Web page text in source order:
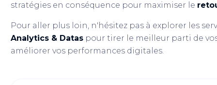
stratégies en conséquence pour maximiser le
Pour aller plus loin, n'hésitez pas à explorer les
Analytics & Datas pour tirer le meilleur parti de
améliorer vos performances digitales.